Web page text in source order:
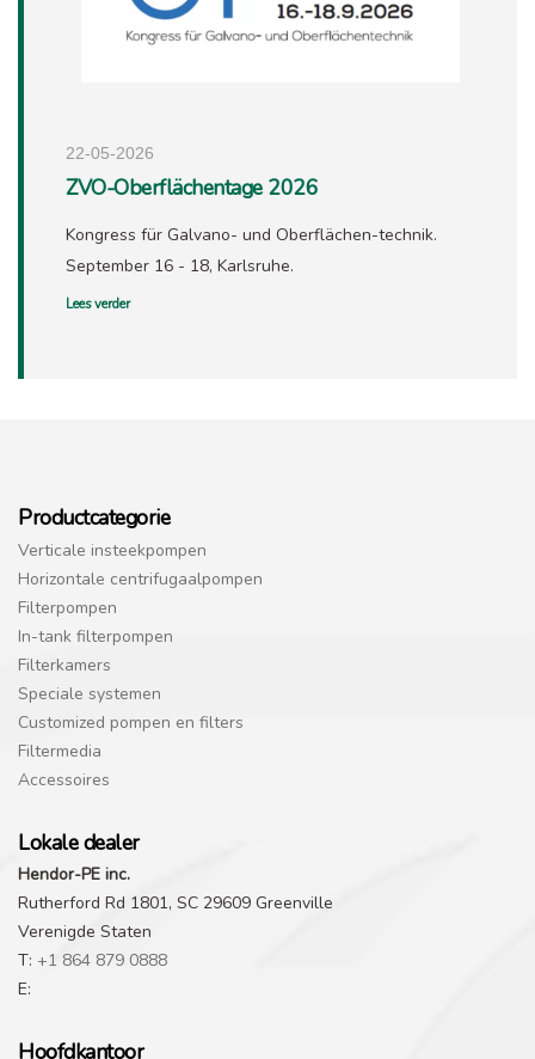
22-05-2026
ZVO-Oberflächentage 2026
Kongress für Galvano- und Oberflächen-technik.
September 16 - 18, Karlsruhe.
Lees verder
Productcategorie
Verticale insteekpompen
Horizontale centrifugaalpompen
Filterpompen
In-tank filterpompen
Filterkamers
Speciale systemen
Customized pompen en filters
Filtermedia
Accessoires
Lokale dealer
Hendor-PE inc.
Rutherford Rd 1801, SC 29609 Greenville
Verenigde Staten
T: +1 864 879 0888
E:
Hoofdkantoor